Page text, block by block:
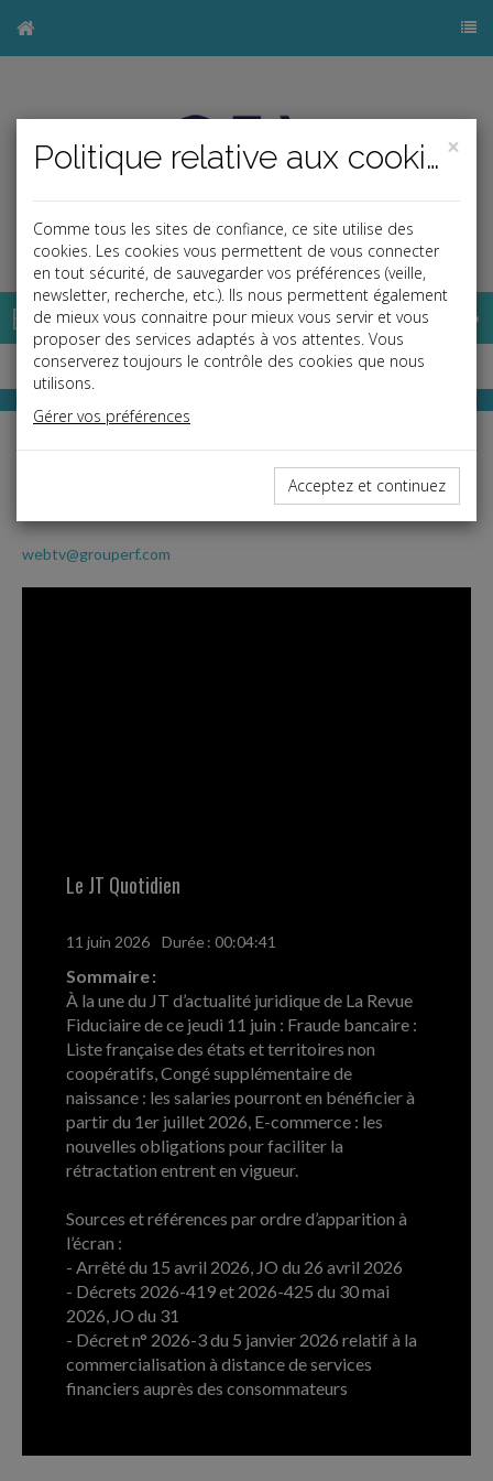
Base documentaire
Toute l'actualité juridique en vidéo
webtv@grouperf.com
Le JT Quotidien
11 juin 2026 Durée : 00:04:41
Sommaire :
À la une du JT d’actualité juridique de La Revue
Fiduciaire de ce jeudi 11 juin : Fraude bancaire :
Liste française des états et territoires non
coopératifs, Congé supplémentaire de
naissance : les salaries pourront en bénéficier à
partir du 1er juillet 2026, E-commerce : les
nouvelles obligations pour faciliter la
rétractation entrent en vigueur.
Sources et références par ordre d’apparition à
l’écran :
- Arrêté du 15 avril 2026, JO du 26 avril 2026
- Décrets 2026-419 et 2026-425 du 30 mai
2026, JO du 31
- Décret n° 2026-3 du 5 janvier 2026 relatif à la
commercialisation à distance de services
financiers auprès des consommateurs
×
Politique relative aux cookies
Comme tous les sites de confiance, ce site utilise des
cookies. Les cookies vous permettent de vous connecter
en tout sécurité, de sauvegarder vos préférences (veille,
newsletter, recherche, etc.). Ils nous permettent également
de mieux vous connaitre pour mieux vous servir et vous
proposer des services adaptés à vos attentes. Vous
conserverez toujours le contrôle des cookies que nous
utilisons.
Gérer vos préférences
Acceptez et continuez